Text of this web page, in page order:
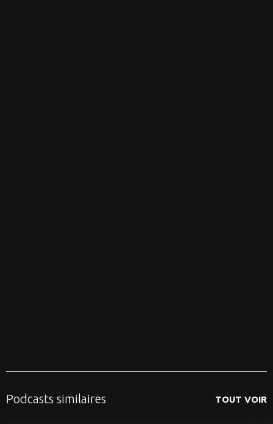
Podcasts similaires TOUT VOIR